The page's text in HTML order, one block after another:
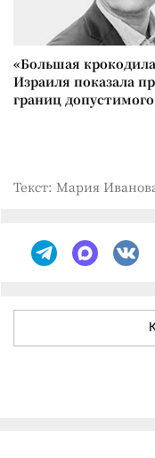
«Большая
Израиля показала
границ допустимого
Текст: Мария